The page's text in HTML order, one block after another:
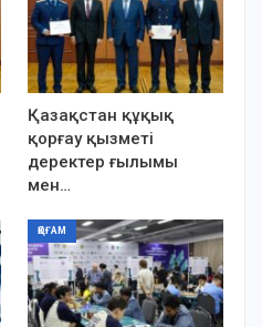
Қазақстан құқық
қорғау қызметі
деректер ғылымы
мен…
ҚОҒАМ